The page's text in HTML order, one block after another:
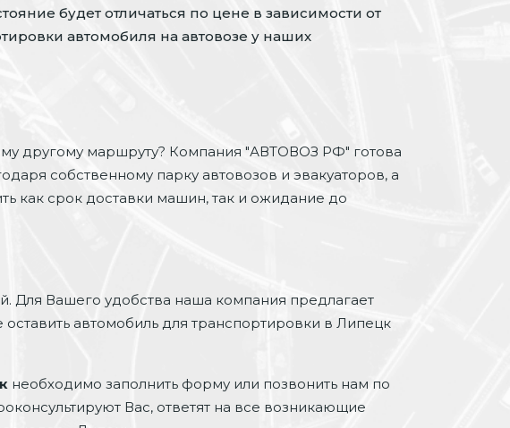
будет отличаться по цене в зависимости от
автомобиля на автовозе у наших
другому маршруту? Компания "АВТОВОЗ РФ" готова
собственному парку автовозов и эвакуаторов, а
как срок доставки машин, так и ожидание до
Для Вашего удобства наша компания предлагает
автомобиль для транспортировки в Липецк
необходимо заполнить форму или позвонить нам по
Вас, ответят на все возникающие